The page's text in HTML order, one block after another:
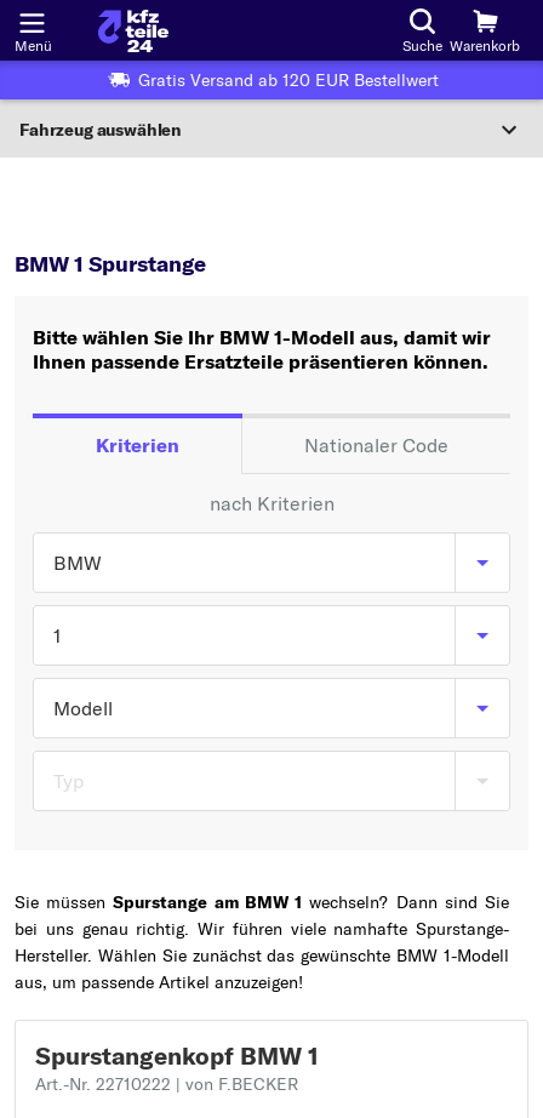
Menü Suche Warenkorb
Gratis Versand ab 120 EUR Bestellwert
Fahrzeug auswählen
Wo finde ich die?
Oder
Hersteller wählen
Typ wählen
BMW 1 Spurstange
Bitte wählen Sie Ihr BMW 1-Modell aus, damit wir
Ihnen passende Ersatzteile präsentieren können.
Kriterien Nationaler Code
nach Kriterien
BMW
1
Modell
Typ
Sie müssenSpurstange am BMW 1 wechseln? Dann sind Sie
bei uns genau richtig. Wir führen viele namhafte Spurstange-
Hersteller. Wählen Sie zunächst das gewünschte BMW 1-Modell
aus, um passende Artikel anzuzeigen!
Spurstangenkopf BMW 1
Art.-Nr. 22710222 | von F.BECKER